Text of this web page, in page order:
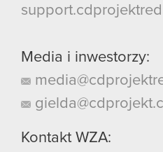
Media i inwestorzy:
Kontakt WZA: